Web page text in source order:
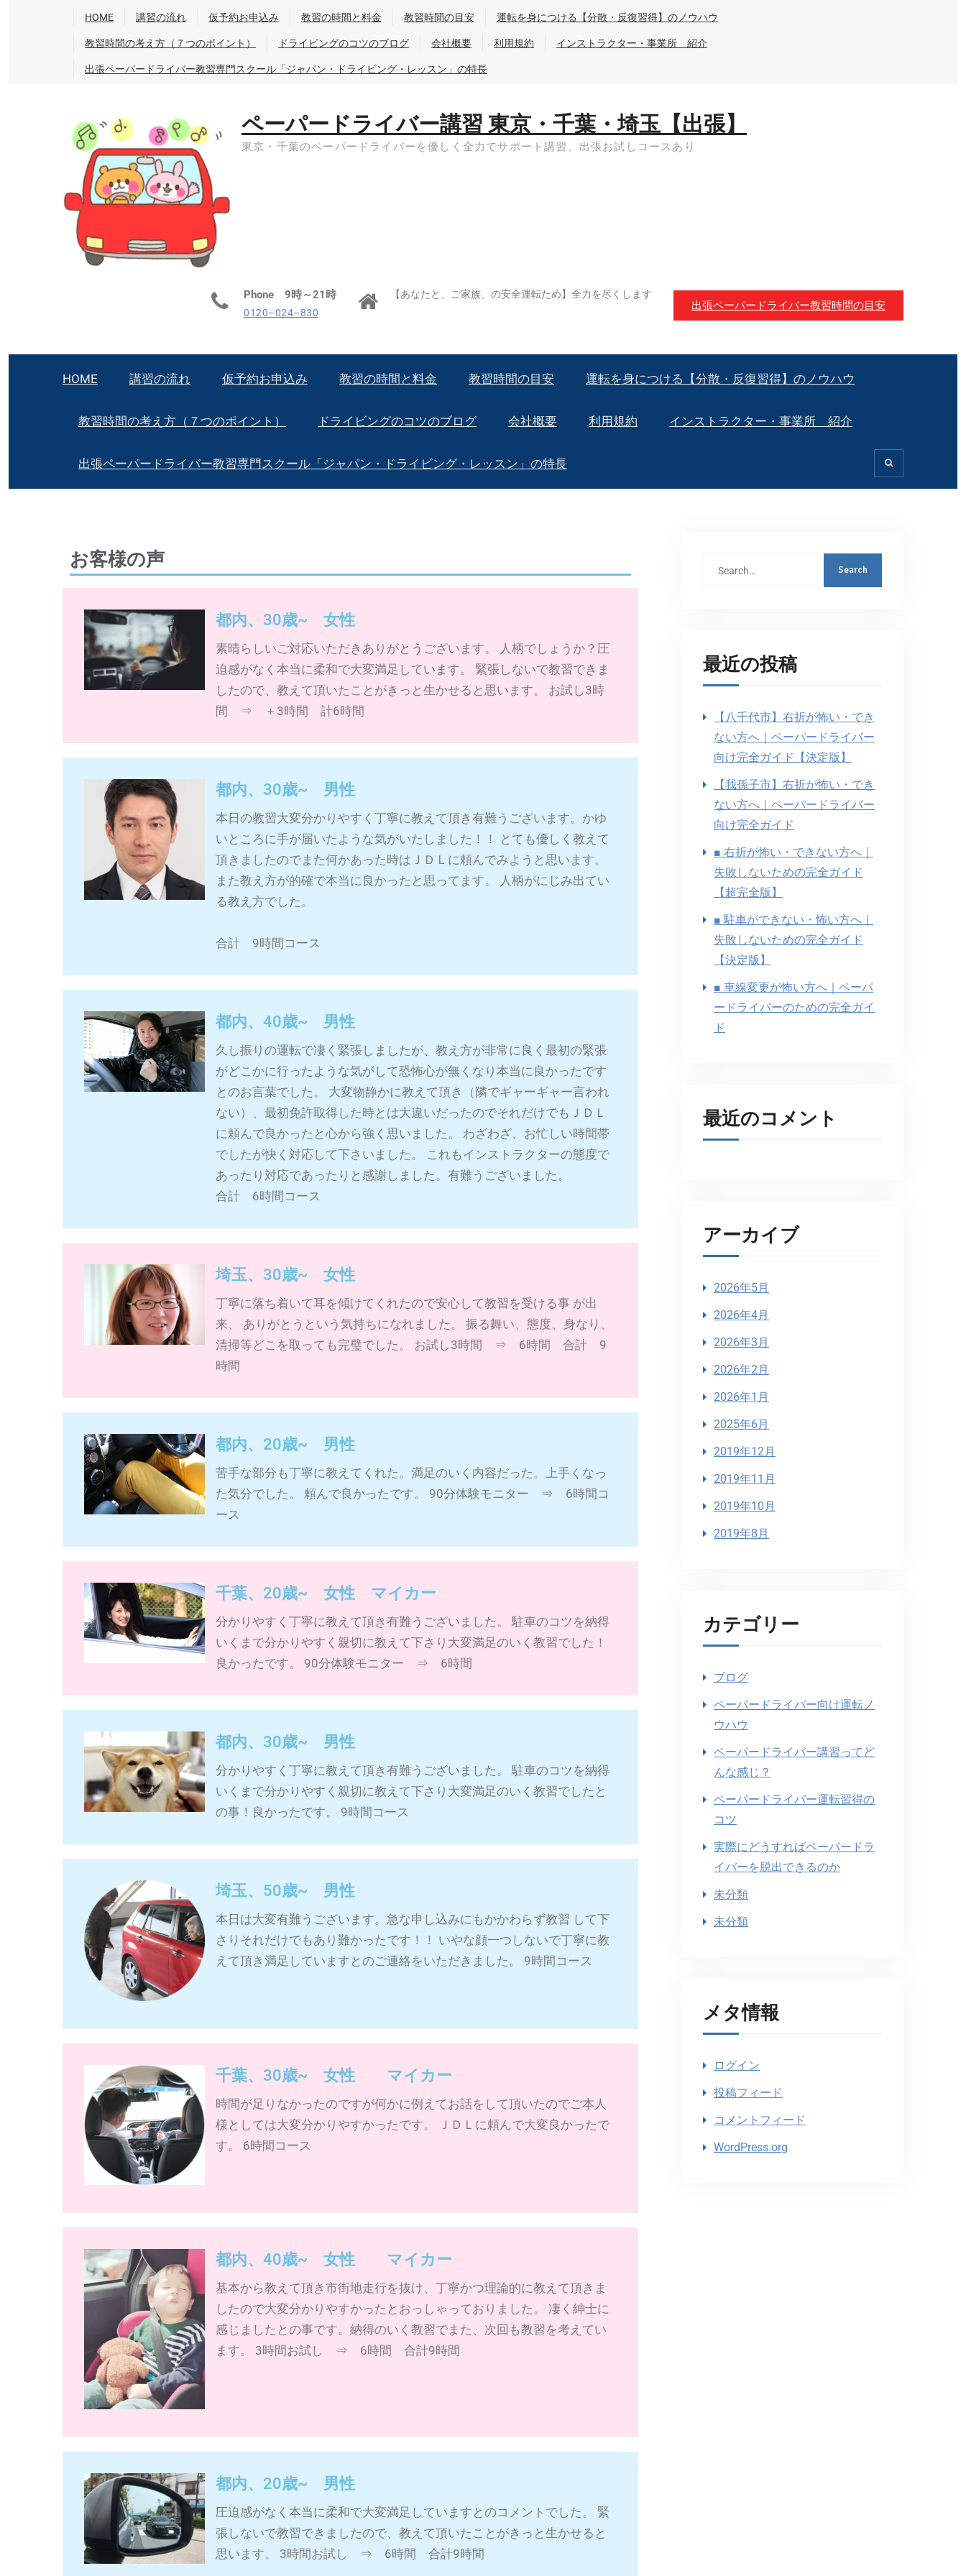
HOME 講習の流れ 仮予約お申込み 教習の時間と料金 教習時間の目安 運転を身につける【分散・反復習得】のノウハウ
教習時間の考え方（７つのポイント） ドライビングのコツのブログ 会社概要 利用規約 インストラクター・事業所 紹介
出張ペーパードライバー教習専門スクール「ジャパン・ドライビング・レッスン」の特長
ペーパードライバー講習 東京・千葉・埼玉【出張】
東京・千葉のペーパードライバーを優しく全力でサポート講習。出張お試しコースあり
Phone 9時～21時
0120–024–830
【あなたと、ご家族、の安全運転ため】全力を尽くします
出張ペーパードライバー教習時間の目安
HOME 講習の流れ 仮予約お申込み 教習の時間と料金 教習時間の目安 運転を身につける【分散・反復習得】のノウハウ
教習時間の考え方（７つのポイント） ドライビングのコツのブログ 会社概要 利用規約 インストラクター・事業所 紹介
出張ペーパードライバー教習専門スクール「ジャパン・ドライビング・レッスン」の特長
お客様の声
都内、30歳~ 女性
素晴らしいご対応いただきありがとうございます。 人柄でしょうか？圧
迫感がなく本当に柔和で大変満足しています。 緊張しないで教習できま
したので、教えて頂いたことがきっと生かせると思います。 お試し3時
間 ⇒ ＋3時間 計6時間
都内、30歳~ 男性
本日の教習大変分かりやすく丁寧に教えて頂き有難うございます。かゆ
いところに手が届いたような気がいたしました！！ とても優しく教えて
頂きましたのでまた何かあった時はＪＤＬに頼んでみようと思います。
また教え方が的確で本当に良かったと思ってます。 人柄がにじみ出てい
る教え方でした。
合計 9時間コース
都内、40歳~ 男性
久し振りの運転で凄く緊張しましたが、教え方が非常に良く最初の緊張
がどこかに行ったような気がして恐怖心が無くなり本当に良かったです
とのお言葉でした。 大変物静かに教えて頂き（隣でギャーギャー言われ
ない）、最初免許取得した時とは大違いだったのでそれだけでもＪＤＬ
に頼んで良かったと心から強く思いました。 わざわざ、お忙しい時間帯
でしたが快く対応して下さいました。 これもインストラクターの態度で
あったり対応であったりと感謝しました。有難うございました。
合計 6時間コース
埼玉、30歳~ 女性
丁寧に落ち着いて耳を傾けてくれたので安心して教習を受ける事 が出
来、 ありがとうという気持ちになれました。 振る舞い、態度、身なり、
清掃等どこを取っても完璧でした。 お試し3時間 ⇒ 6時間 合計 9
時間
都内、20歳~ 男性
苦手な部分も丁寧に教えてくれた。満足のいく内容だった。上手くなっ
た気分でした。 頼んで良かったです。 90分体験モニター ⇒ 6時間コ
ース
千葉、20歳~ 女性 マイカー
分かりやすく丁寧に教えて頂き有難うございました。 駐車のコツを納得
いくまで分かりやすく親切に教えて下さり大変満足のいく教習でした！
良かったです。 90分体験モニター ⇒ 6時間
都内、30歳~ 男性
分かりやすく丁寧に教えて頂き有難うございました。 駐車のコツを納得
いくまで分かりやすく親切に教えて下さり大変満足のいく教習でしたと
の事！良かったです。 9時間コース
埼玉、50歳~ 男性
本日は大変有難うございます。急な申し込みにもかかわらず教習 して下
さりそれだけでもあり難かったです！！ いやな顔一つしないで丁寧に教
えて頂き満足していますとのご連絡をいただきました。 9時間コース
千葉、30歳~ 女性 マイカー
時間が足りなかったのですが何かに例えてお話をして頂いたのでご本人
様としては大変分かりやすかったです。 ＪＤＬに頼んで大変良かったで
す。 6時間コース
都内、40歳~ 女性 マイカー
基本から教えて頂き市街地走行を抜け、丁寧かつ理論的に教えて頂きま
したので大変分かりやすかったとおっしゃっておりました。 凄く紳士に
感じましたとの事です。納得のいく教習でまた、次回も教習を考えてい
ます。 3時間お試し ⇒ 6時間 合計9時間
都内、20歳~ 男性
圧迫感がなく本当に柔和で大変満足していますとのコメントでした。 緊
張しないで教習できましたので、教えて頂いたことがきっと生かせると
思います。 3時間お試し ⇒ 6時間 合計9時間
最近の投稿
【八千代市】右折が怖い・でき
ない方へ｜ペーパードライバー
向け完全ガイド【決定版】
【我孫子市】右折が怖い・でき
ない方へ｜ペーパードライバー
向け完全ガイド
■ 右折が怖い・できない方へ｜
失敗しないための完全ガイド
【超完全版】
■ 駐車ができない・怖い方へ｜
失敗しないための完全ガイド
【決定版】
■ 車線変更が怖い方へ｜ペーパ
ードライバーのための完全ガイ
ド
最近のコメント
アーカイブ
2026年5月
2026年4月
2026年3月
2026年2月
2026年1月
2025年6月
2019年12月
2019年11月
2019年10月
2019年8月
カテゴリー
ブログ
ペーパードライバー向け運転ノ
ウハウ
ペーパードライバー講習ってど
んな感じ？
ペーパードライバー運転習得の
コツ
実際にどうすればペーパードラ
イバーを脱出できるのか
未分類
未分類
メタ情報
ログイン
投稿フィード
コメントフィード
WordPress.org